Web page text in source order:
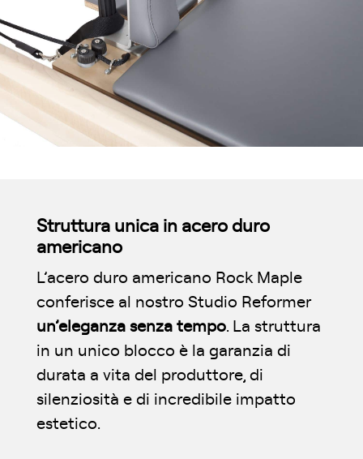
Struttura unica in acero duro
americano
L’acero duro americano Rock Maple
conferisce al nostro Studio Reformer
un’eleganza senza tempo. La struttura
in un unico blocco è la garanzia di
durata a vita del produttore, di
silenziosità e di incredibile impatto
estetico.